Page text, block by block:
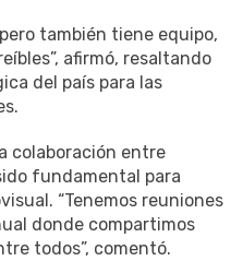
también tiene equipo,
afirmó, resaltando
del país para las
colaboración entre
fundamental para
“Tenemos reuniones
donde compartimos
todos”, comentó.